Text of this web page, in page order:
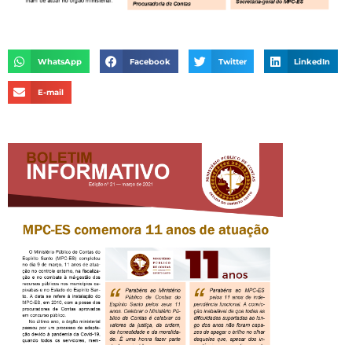
WhatsApp Facebook Twitter LinkedIn
E-mail